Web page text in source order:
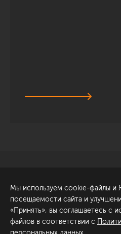
ул. Академика Павлова, 6
к1
+7 (812) 200-95-55
Мы используем cookie-файлы и
посещаемости сайта и
«Принять», вы соглашаетесь с
файлов в соответствии с